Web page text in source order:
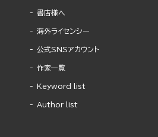
書店様へ
海外ライセンシー
公式SNSアカウント
作家一覧
Keyword list
Author list